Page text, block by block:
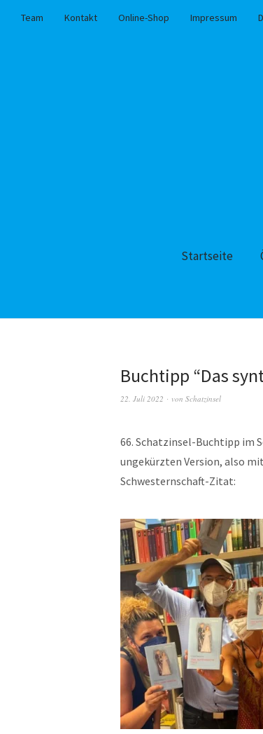
Team Kontakt Online-Shop Impressum
Startseite
Buchtipp “Das
22. Juli 2022 von Schatzinsel
66. Schatzinsel-Buchtipp im
ungekürzten Version, also
Schwesternschaft-Zitat: